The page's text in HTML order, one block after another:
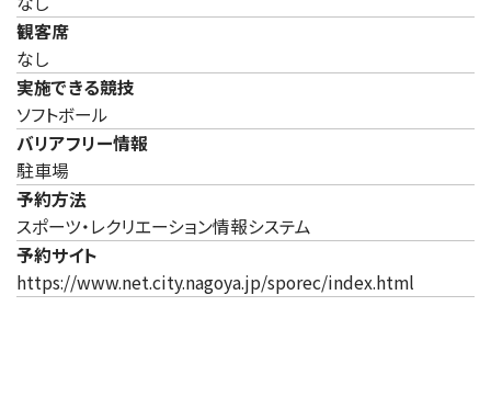
観客席
なし
実施できる競技
ソフトボール
バリアフリー情報
駐車場
予約方法
スポーツ・レクリエーション情報システム
予約サイト
https://www.net.city.nagoya.jp/sporec/index.html